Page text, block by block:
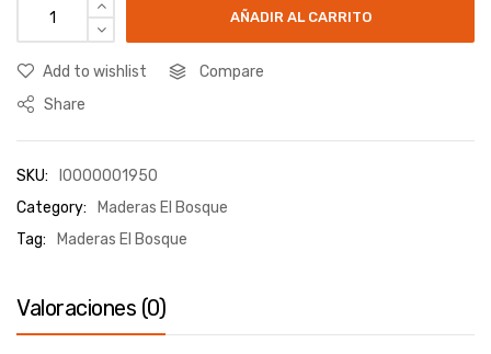
AÑADIR AL CARRITO
Add to wishlist
Compare
Share
SKU:
I0000001950
Category:
Maderas El Bosque
Tag:
Maderas El Bosque
Valoraciones (0)